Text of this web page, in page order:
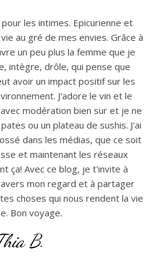
les intimes. Epicurienne et
au gré de mes envies. Grâce à
un peu plus la femme que je
intègre, drôle, qui pense que
avoir un impact positif sur les
J'adore le vin et le
modération bien sur et je ne
ou un plateau de sushis. J'ai
dans les médias, que ce soit
et maintenant les réseaux
ça! Avec ce blog, je t'invite à
mon regard et à partager
choses qui nous rendent la vie
Bon voyage.
B.